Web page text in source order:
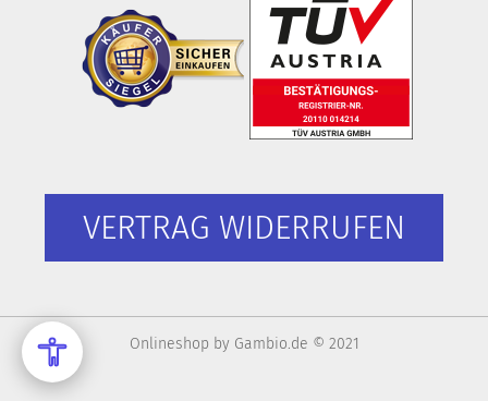
VERTRAG WIDERRUFEN
Onlineshop by Gambio.de © 2021